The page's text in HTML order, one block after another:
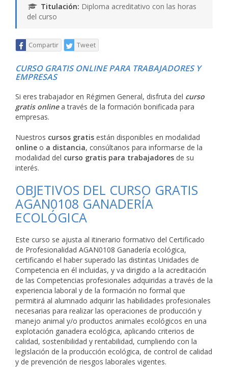
Titulación: Diploma acreditativo con las horas
del curso
Compartir Tweet
CURSO GRATIS ONLINE PARA TRABAJADORES Y
EMPRESAS
Si eres trabajador en Régimen General, disfruta del curso
gratis onlinea través de la formación bonificada para
empresas.
Nuestros cursos gratis están disponibles en modalidad
online o a distancia, consúltanos para informarse de la
modalidad del curso gratis para trabajadores de su
interés.
OBJETIVOS DEL CURSO GRATIS
AGAN0108 GANADERÍA
ECOLÓGICA
Este curso se ajusta al itinerario formativo del Certificado
de Profesionalidad AGAN0108 Ganadería ecológica,
certificando el haber superado las distintas Unidades de
Competencia en él incluidas, y va dirigido a la acreditación
de las Competencias profesionales adquiridas a través de la
experiencia laboral y de la formación no formal que
permitirá al alumnado adquirir las habilidades profesionales
necesarias para realizar las operaciones de producción y
manejo animal y/o productos animales ecológicos en una
explotación ganadera ecológica, aplicando criterios de
calidad, sostenibilidad y rentabilidad, cumpliendo con la
legislación de la producción ecológica, de control de calidad
y de prevención de riesgos laborales vigentes.